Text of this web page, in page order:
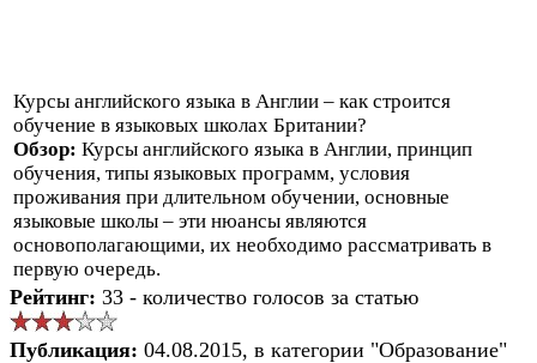
Курсы английского языка в Англии – как строится
обучение в языковых школах Британии?
Обзор: Курсы английского языка в Англии, принцип
обучения, типы языковых программ, условия
проживания при длительном обучении, основные
языковые школы – эти нюансы являются
основополагающими, их необходимо рассматривать в
первую очередь.
Рейтинг: 33 - количество голосов за статью
Публикация: 04.08.2015, в категории "Образование"